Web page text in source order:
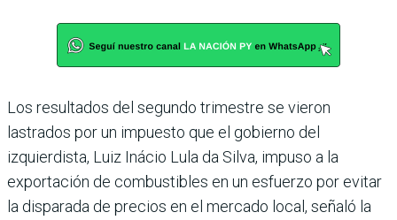
Los resultados del segundo trimestre se vieron
lastrados por un impuesto que el gobierno del
izquierdista, Luiz Inácio Lula da Silva, impuso a la
exportación de combustibles en un esfuerzo por evitar
la disparada de precios en el mercado local, señaló la